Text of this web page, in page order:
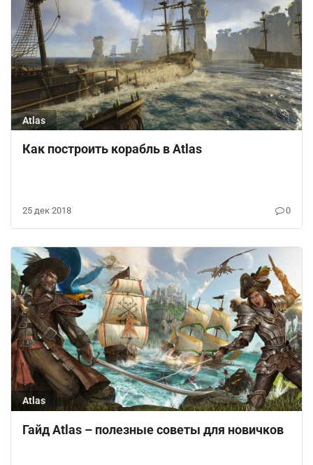
Atlas
Как построить корабль в Atlas
25 дек 2018 0
Atlas
Гайд Atlas – полезные советы для новичков